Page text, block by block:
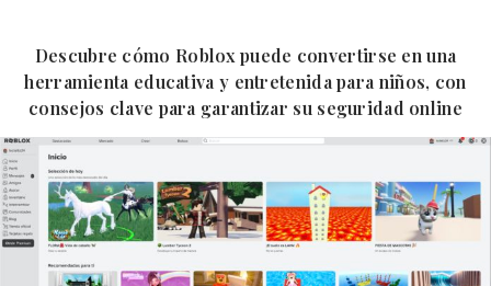
Descubre cómo Roblox puede convertirse en una
herramienta educativa y entretenida para niños, con
consejos clave para garantizar su seguridad online